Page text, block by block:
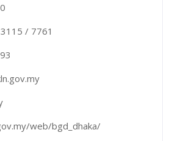
3115 / 7761
web/bgd_dhaka/